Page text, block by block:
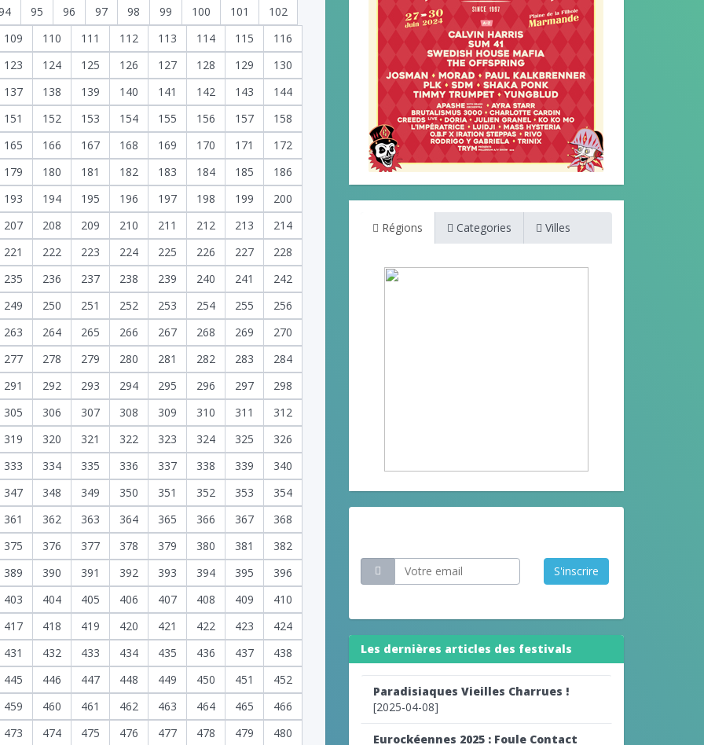
95 96 97 98 99 100 101
102
109
110 111 112 113 114 115
116
123
124 125 126 127 128 129
130
137
138 139 140 141 142 143
144
151
152 153 154 155 156 157
158
165
166 167 168 169 170 171
172
179
180 181 182 183 184 185
186
193
194 195 196 197 198 199
200
207
208 209 210 211 212 213
214
221
222 223 224 225 226 227
228
235
236 237 238 239 240 241
242
249
250 251 252 253 254 255
256
263
264 265 266 267 268 269
270
277
278 279 280 281 282 283
284
291
292 293 294 295 296 297
298
305
306 307 308 309 310 311
312
319
320 321 322 323 324 325
326
333
334 335 336 337 338 339
340
347
348 349 350 351 352 353
354
361
362 363 364 365 366 367
368
375
376 377 378 379 380 381
382
389
390 391 392 393 394 395
396
403
404 405 406 407 408 409
410
417
418 419 420 421 422 423
424
431
432 433 434 435 436 437
438
445
446 447 448 449 450 451
452
459
460 461 462 463 464 465
466
473
474 475 476 477 478 479
480
Régions Categories Villes
S'inscrire
Les dernières articles des festivals
Paradisiaques Vieilles Charrues !
[2025-04-08]
Eurockéennes 2025 : Foule Contact